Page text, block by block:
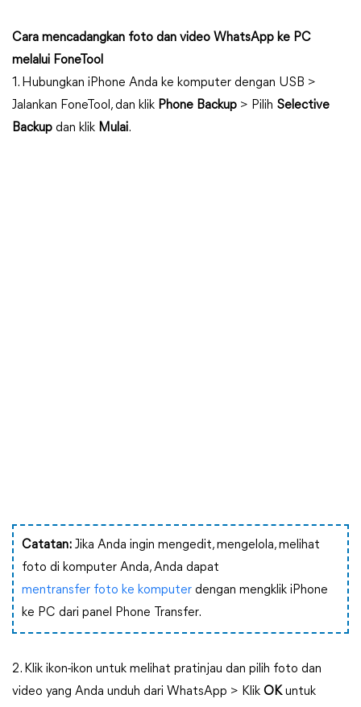
Cara mencadangkan foto dan video WhatsApp ke PC
melalui FoneTool
1. Hubungkan iPhone Anda ke komputer dengan USB >
Jalankan FoneTool, dan klik Phone Backup > Pilih Selective
Backup dan klik Mulai.
Catatan: Jika Anda ingin mengedit, mengelola, melihat
foto di komputer Anda, Anda dapat
mentransfer foto ke komputer dengan mengklik iPhone
ke PC dari panel Phone Transfer.
2. Klik ikon-ikon untuk melihat pratinjau dan pilih foto dan
video yang Anda unduh dari WhatsApp > Klik OKuntuk